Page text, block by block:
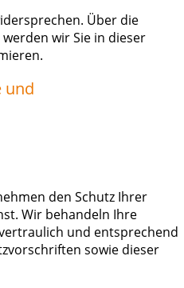
Über die
wir Sie in dieser
und
den Schutz Ihrer
Wir behandeln Ihre
und entsprechend
sowie dieser